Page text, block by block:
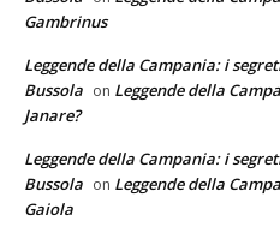
Gambrinus
Leggende della Campania: i
Bussola on Leggende della
Janare?
Leggende della Campania: i
Bussola on Leggende della
Gaiola